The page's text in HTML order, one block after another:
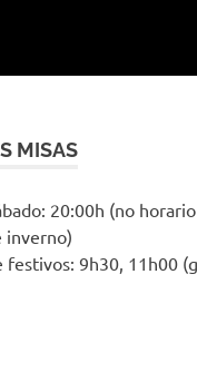
MISAS
20:00h (no
inverno)
festivos: 9h30, 11h00